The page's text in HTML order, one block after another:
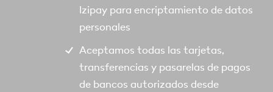
Izipay para encriptamiento de datos
personales
Aceptamos todas las tarjetas,
transferencias y pasarelas de pagos
de bancos autorizados desde